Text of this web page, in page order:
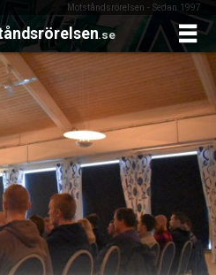
Motståndsrörelsen - Sedan 1997
.se
Skip
to
content